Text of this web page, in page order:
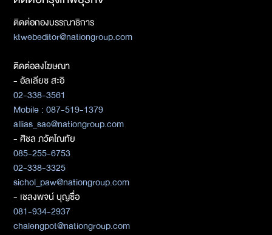
ติดต่อกองบรรณาธิการ
ktwebeditor@nationgroup.com
ติดต่อลงโฆษณา
- อัลเลียซ สะอิ
02-338-3561
Mobile : 087-519-1379
allias_sae@nationgroup.com
- ศิชล ภวัตโณทัย
085-255-6753
02-338-3325
sichol_paw@nationgroup.com
- เชลงพจน์ บุญซื่อ
081-934-2937
chalengpot@nationgroup.com